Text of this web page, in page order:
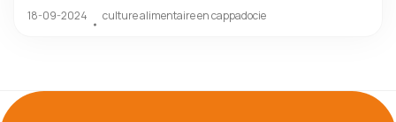
18-09-2024 culture alimentaire en cappadocie